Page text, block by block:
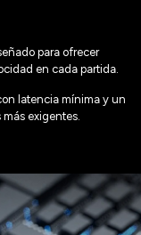
para ofrecer
en cada partida.
latencia mínima y un
exigentes.